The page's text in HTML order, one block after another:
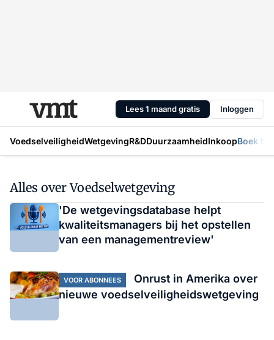
Lees 1 maand gratis Inloggen
VoedselveiligheidWetgevingR&DDuurzaamheidInkoopBoek
Alles over Voedselwetgeving
'De wetgevingsdatabase helpt
kwaliteitsmanagers bij het opstellen
van een managementreview'
VOOR ABONNEES
Onrust in Amerika over
nieuwe voedselveiligheidswetgeving